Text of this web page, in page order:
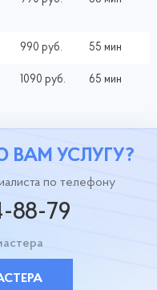
990 руб. 55 мин
1090 руб. 65 мин
УСЛУГУ?
по телефону
88-79